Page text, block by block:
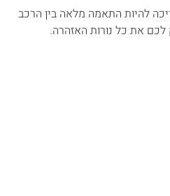
להיות התאמה מלאה בין הרכב
לכם את כל נורות האזהרה.